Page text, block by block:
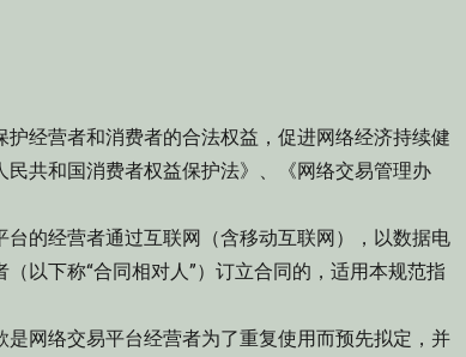
经营者和消费者的合法权益，促进网络经济持续健
共和国消费者权益保护法》、《网络交易管理办
的经营者通过互联网（含移动互联网），以数据电
以下称“合同相对人”）订立合同的，适用本规范指
网络交易平台经营者为了重复使用而预先拟定，并